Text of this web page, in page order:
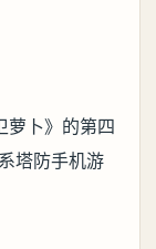
萝卜》的第四
塔防手机游